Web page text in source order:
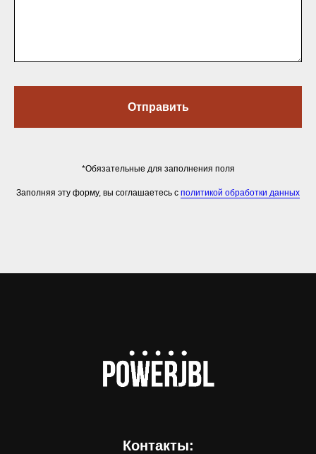
Отправить
*Обязательные для заполнения поля
Заполняя эту форму, вы соглашаетесь с политикой обработки данных
Контакты: